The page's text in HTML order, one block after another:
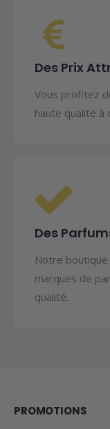
Des Prix
Vous profitez
haute qualité
Des
Notre
marques de
qualité.
PROMOTIONS